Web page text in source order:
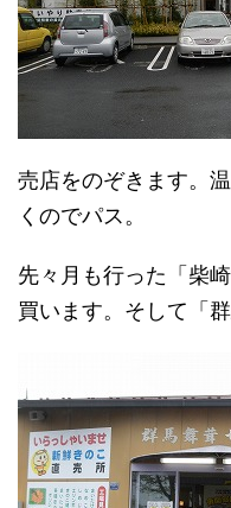
売店をのぞきます。
くのでパス。
先々月も行った「柴
買います。そして「